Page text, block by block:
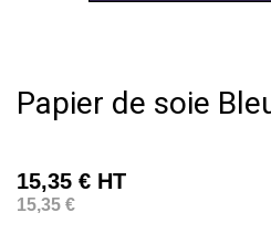
Papier de soie
15,35 € HT
15,35 €